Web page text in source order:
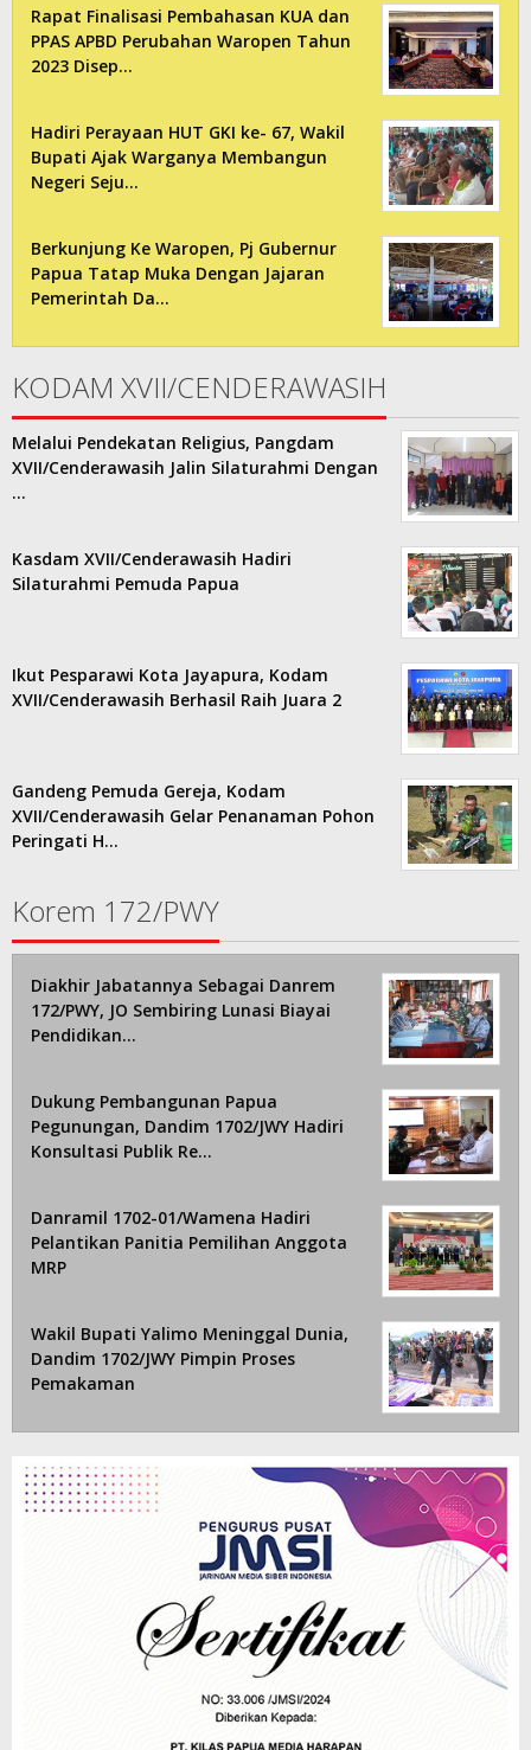
Rapat Finalisasi Pembahasan KUA dan
PPAS APBD Perubahan Waropen Tahun
2023 Disep…
Hadiri Perayaan HUT GKI ke- 67, Wakil
Bupati Ajak Warganya Membangun
Negeri Seju…
Berkunjung Ke Waropen, Pj Gubernur
Papua Tatap Muka Dengan Jajaran
Pemerintah Da…
KODAM XVII/CENDERAWASIH
Melalui Pendekatan Religius, Pangdam
XVII/Cenderawasih Jalin Silaturahmi Dengan
…
Kasdam XVII/Cenderawasih Hadiri
Silaturahmi Pemuda Papua
Ikut Pesparawi Kota Jayapura, Kodam
XVII/Cenderawasih Berhasil Raih Juara 2
Gandeng Pemuda Gereja, Kodam
XVII/Cenderawasih Gelar Penanaman Pohon
Peringati H…
Korem 172/PWY
Diakhir Jabatannya Sebagai Danrem
172/PWY, JO Sembiring Lunasi Biayai
Pendidikan…
Dukung Pembangunan Papua
Pegunungan, Dandim 1702/JWY Hadiri
Konsultasi Publik Re…
Danramil 1702-01/Wamena Hadiri
Pelantikan Panitia Pemilihan Anggota
MRP
Wakil Bupati Yalimo Meninggal Dunia,
Dandim 1702/JWY Pimpin Proses
Pemakaman